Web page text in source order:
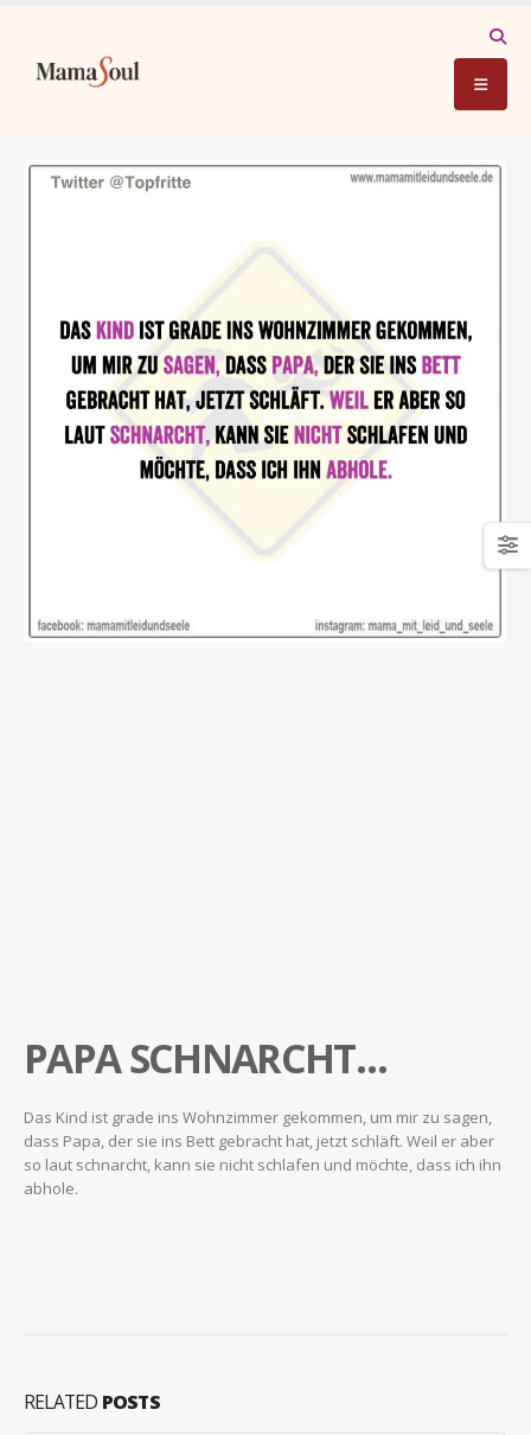
PAPA SCHNARCHT…
Das Kind ist grade ins Wohnzimmer gekommen, um mir zu sagen,
dass Papa, der sie ins Bett gebracht hat, jetzt schläft. Weil er aber
so laut schnarcht, kann sie nicht schlafen und möchte, dass ich ihn
abhole.
RELATED POSTS